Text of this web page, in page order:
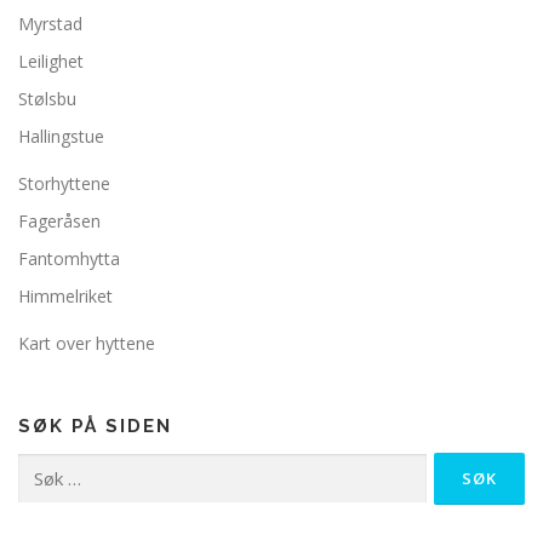
Myrstad
Leilighet
Stølsbu
Hallingstue
Storhyttene
Fageråsen
Fantomhytta
Himmelriket
Kart over hyttene
SØK PÅ SIDEN
etter: